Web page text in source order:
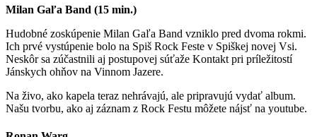
Milan Gaľa Band (15 min.)
Hudobné zoskúpenie Milan Gaľa Band vzniklo pred dvoma rokmi.
Ich prvé vystúpenie bolo na Spiš Rock Feste v Spiškej novej Vsi.
Neskôr sa zúčastnili aj postupovej súťaže Kontakt pri príležitostí
Jánskych ohňov na Vinnom Jazere.
Na živo, ako kapela teraz nehrávajú, ale pripravujú vydať album.
Našu tvorbu, ako aj záznam z Rock Festu môžete nájsť na youtube.